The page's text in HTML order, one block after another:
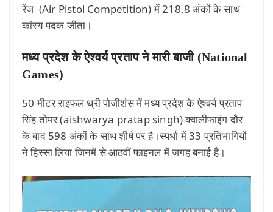
रेंज (Air Pistol Competition) में 218.8 अंकों के साथ
कांस्य पदक जीता।
मध्य प्रदेश के ऐश्वर्य प्रताप ने मारी बाजी (National
Games)
50 मीटर राइफल थ्री पोजीशंस में मध्य प्रदेश के ऐश्वर्य प्रताप
सिंह तोमर (aishwarya pratap singh) क्वालीफाइंग दौर
के बाद 598 अंकों के साथ शीर्ष पर है।स्पर्धा में 33 प्रतिभागियों
ने हिस्सा लिया जिनमें से आठवीं फाइनल में जगह बनाई है।